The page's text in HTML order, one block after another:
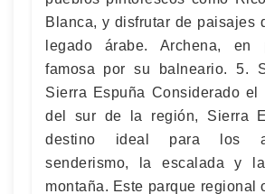
Blanca, y disfrutar de paisajes
legado árabe. Archena, en
famosa por su balneario. 5.
Sierra Espuña Considerado el
del sur de la región, Sierra
destino ideal para los
senderismo, la escalada y
montaña. Este parque regional